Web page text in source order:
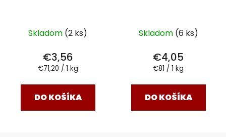
Skladom (2 ks)
€3,56
Jednotková
€71,20 / 1 kg
DO KOŠÍKA
Skladom (6 ks)
€4,05
Jednotková
€81 / 1 kg
DO KOŠÍKA